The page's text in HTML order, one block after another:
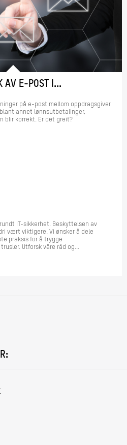
AV E-POST I...
på e-post mellom oppdragsgiver
annet lønnsutbetalinger,
blir korrekt. Er det greit?
IT-sikkerhet. Beskyttelsen av
vært viktigere. Vi ønsker å dele
praksis for å trygge
Utforsk våre råd og...